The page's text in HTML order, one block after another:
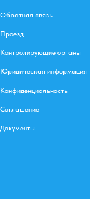
Обратная связь
Проезд
Контролирующие органы
Юридическая информация
Конфиденциальность
Соглашение
Документы